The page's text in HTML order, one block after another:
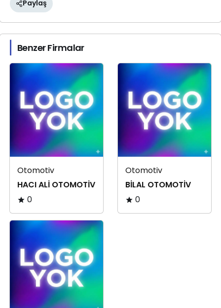
Paylaş
Benzer Firmalar
Otomotiv
HACI ALİ OTOMOTİV
0
Otomotiv
BİLAL OTOMOTİV
0